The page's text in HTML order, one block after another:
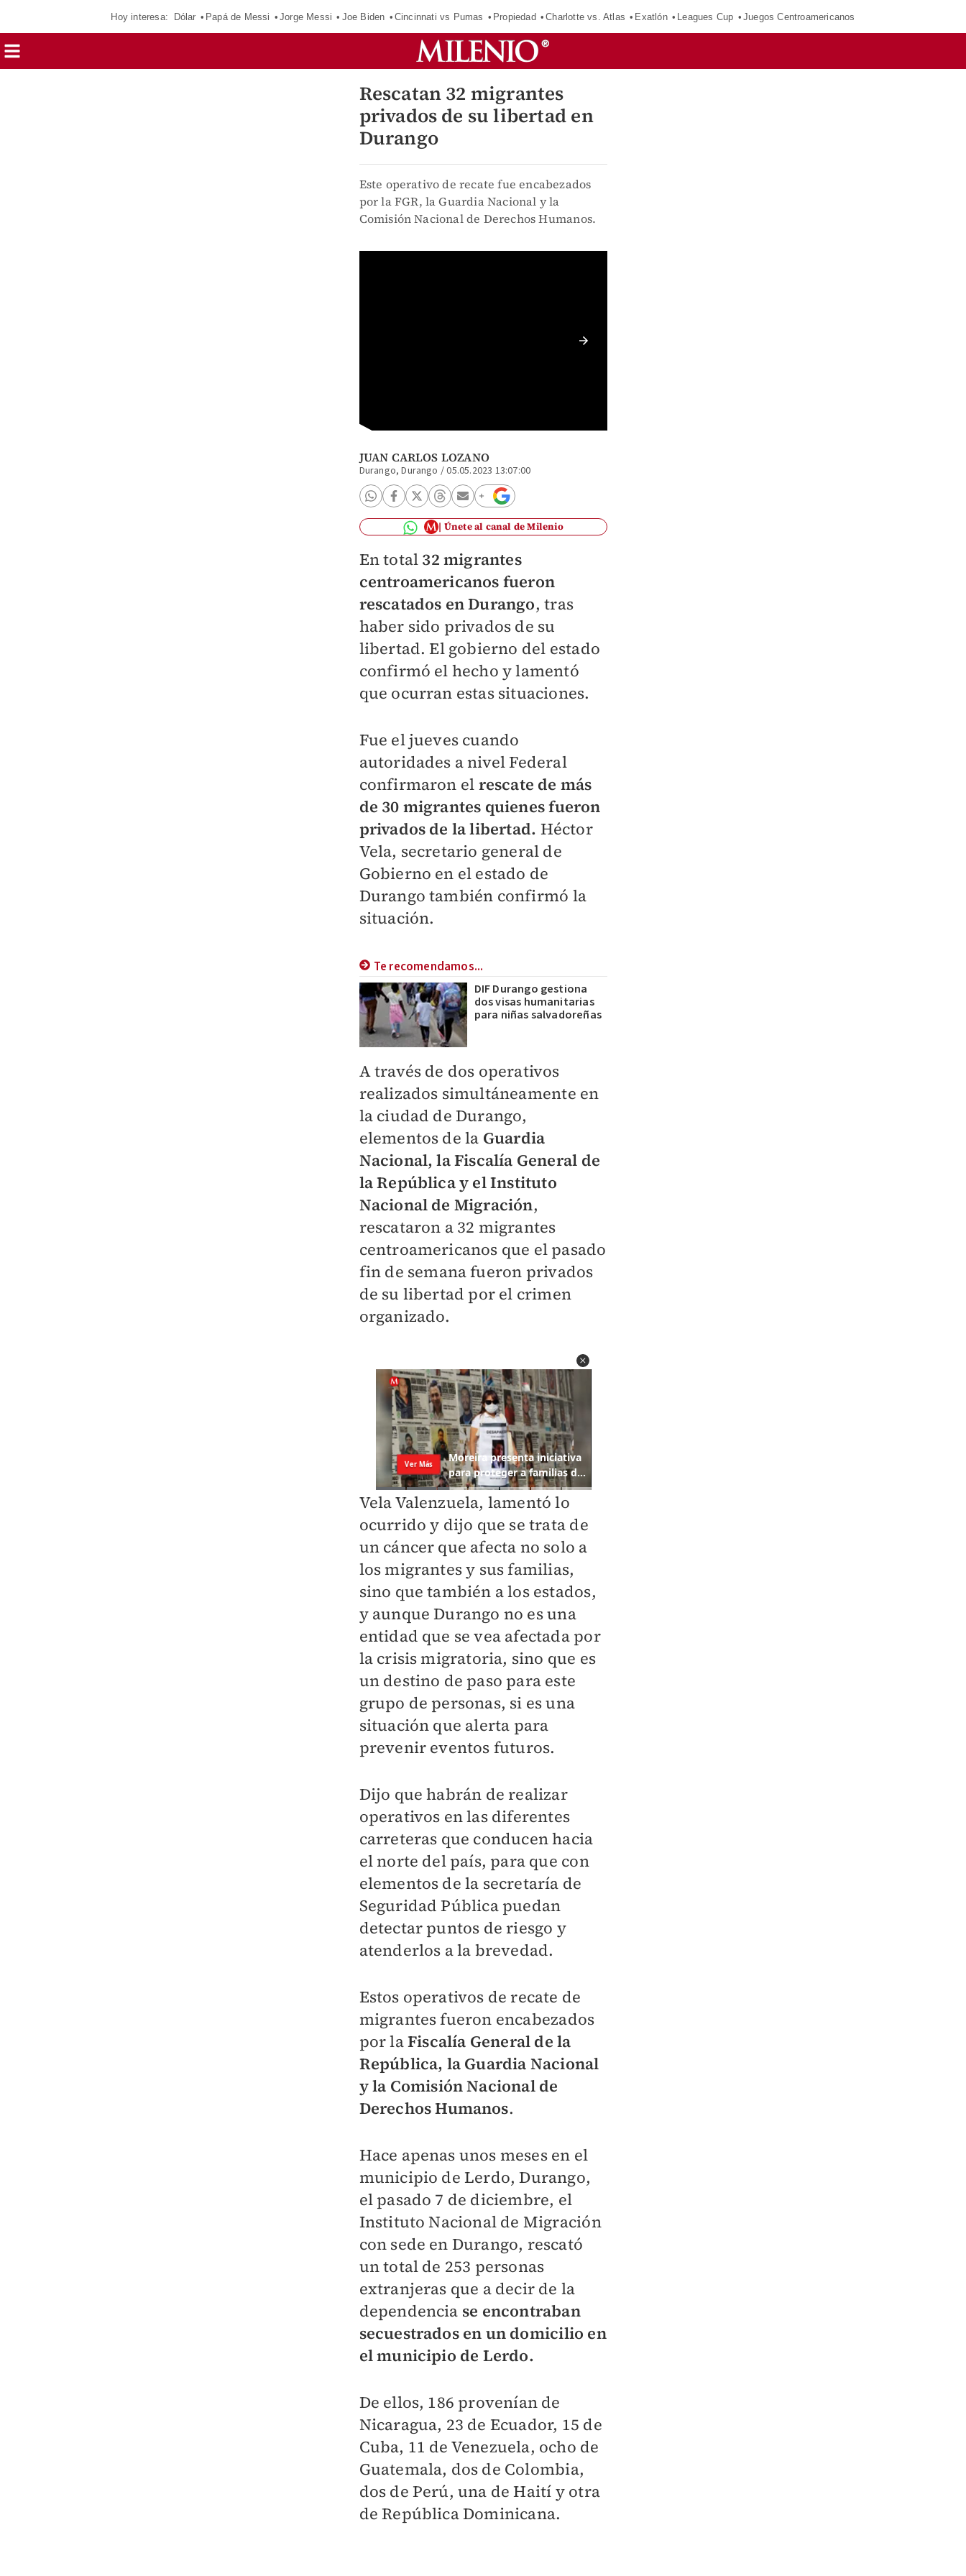
Hoy interesa: Dólar Papá de Messi Jorge Messi Joe Biden Cincinnati vs Pumas Propiedad Charlotte vs. Atlas Exatlón Leagues Cup Juegos Centroamericanos
Rescatan 32 migrantes
privados de su libertad en
Durango
Este operativo de recate fue encabezados
por la FGR, la Guardia Nacional y la
Comisión Nacional de Derechos Humanos.
JUAN CARLOS LOZANO
Durango, Durango /05.05.2023 13:07:00
Únete al canal de Milenio
En total 32 migrantes
centroamericanos fueron
rescatados en Durango, tras
haber sido privados de su
libertad. El gobierno del estado
confirmó el hecho y lamentó
que ocurran estas situaciones.
Fue el jueves cuando
autoridades a nivel Federal
confirmaron el rescate de más
de 30 migrantes quienes fueron
privados de la libertad. Héctor
Vela, secretario general de
Gobierno en el estado de
Durango también confirmó la
situación.
Te recomendamos...
DIF Durango gestiona
dos visas humanitarias
para niñas salvadoreñas
A través de dos operativos
realizados simultáneamente en
la ciudad de Durango,
elementos de la Guardia
Nacional, la Fiscalía General de
la República y el Instituto
Nacional de Migración,
rescataron a 32 migrantes
centroamericanos que el pasado
fin de semana fueron privados
de su libertad por el crimen
organizado.
Vela Valenzuela, lamentó lo
ocurrido y dijo que se trata de
un cáncer que afecta no solo a
los migrantes y sus familias,
sino que también a los estados,
y aunque Durango no es una
entidad que se vea afectada por
la crisis migratoria, sino que es
un destino de paso para este
grupo de personas, si es una
situación que alerta para
prevenir eventos futuros.
Dijo que habrán de realizar
operativos en las diferentes
carreteras que conducen hacia
el norte del país, para que con
elementos de la secretaría de
Seguridad Pública puedan
detectar puntos de riesgo y
atenderlos a la brevedad.
Estos operativos de recate de
migrantes fueron encabezados
por laFiscalía General de la
República, la Guardia Nacional
y la Comisión Nacional de
Derechos Humanos.
Hace apenas unos meses en el
municipio de Lerdo, Durango,
el pasado 7 de diciembre, el
Instituto Nacional de Migración
con sede en Durango, rescató
un total de 253 personas
extranjeras que a decir de la
dependencia se encontraban
secuestrados en un domicilio en
el municipio de Lerdo.
De ellos, 186 provenían de
Nicaragua, 23 de Ecuador, 15 de
Cuba, 11 de Venezuela, ocho de
Guatemala, dos de Colombia,
dos de Perú, una de Haití y otra
de República Dominicana.